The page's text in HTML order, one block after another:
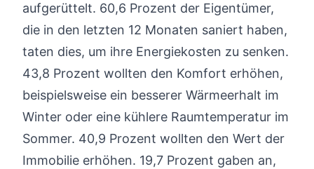
aufgerüttelt. 60,6 Prozent der Eigentümer,
die in den letzten 12 Monaten saniert haben,
taten dies, um ihre Energiekosten zu senken.
43,8 Prozent wollten den Komfort erhöhen,
beispielsweise ein besserer Wärmeerhalt im
Winter oder eine kühlere Raumtemperatur im
Sommer. 40,9 Prozent wollten den Wert der
Immobilie erhöhen. 19,7 Prozent gaben an,